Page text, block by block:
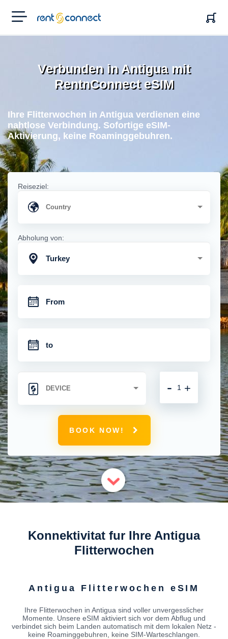
RENT'N
CONNECT
Verbunden in Antigua mit
RentnConnect eSIM
Ihre Flitterwochen in Antigua verdienen eine
nahtlose Verbindung. Sofortige eSIM-
Aktivierung, keine Roaminggebuhren.
Reiseziel:
Abholung von:
Turkey
+
-
BOOK NOW!
Konnektivitat fur Ihre Antigua
Flitterwochen
Antigua Flitterwochen eSIM
Ihre Flitterwochen in Antigua sind voller unvergesslicher
Momente. Unsere eSIM aktiviert sich vor dem Abflug und
verbindet sich beim Landen automatisch mit dem lokalen Netz -
keine Roaminggebuhren, keine SIM-Warteschlangen.